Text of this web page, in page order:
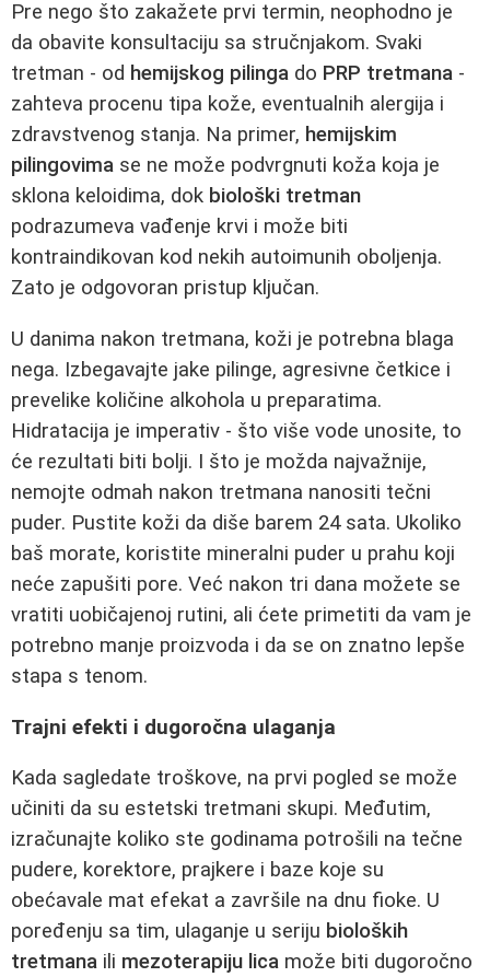
Pre nego što zakažete prvi termin, neophodno je
da obavite konsultaciju sa stručnjakom. Svaki
tretman - od hemijskog pilinga do PRP tretmana -
zahteva procenu tipa kože, eventualnih alergija i
zdravstvenog stanja. Na primer, hemijskim
pilingovima se ne može podvrgnuti koža koja je
sklona keloidima, dok biološki tretman
podrazumeva vađenje krvi i može biti
kontraindikovan kod nekih autoimunih oboljenja.
Zato je odgovoran pristup ključan.
U danima nakon tretmana, koži je potrebna blaga
nega. Izbegavajte jake pilinge, agresivne četkice i
prevelike količine alkohola u preparatima.
Hidratacija je imperativ - što više vode unosite, to
će rezultati biti bolji. I što je možda najvažnije,
nemojte odmah nakon tretmana nanositi tečni
puder. Pustite koži da diše barem 24 sata. Ukoliko
baš morate, koristite mineralni puder u prahu koji
neće zapušiti pore. Već nakon tri dana možete se
vratiti uobičajenoj rutini, ali ćete primetiti da vam je
potrebno manje proizvoda i da se on znatno lepše
stapa s tenom.
Trajni efekti i dugoročna ulaganja
Kada sagledate troškove, na prvi pogled se može
učiniti da su estetski tretmani skupi. Međutim,
izračunajte koliko ste godinama potrošili na tečne
pudere, korektore, prajkere i baze koje su
obećavale mat efekat a završile na dnu fioke. U
poređenju sa tim, ulaganje u seriju bioloških
tretmana ili mezoterapiju lica može biti dugoročno